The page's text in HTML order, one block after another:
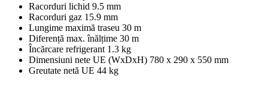
Racorduri lichid 9.5 mm
Racorduri gaz 15.9 mm
Lungime maximă traseu 30 m
Diferență max. înălțime 30 m
Încărcare refrigerant 1.3 kg
Dimensiuni nete UE (WxDxH) 780 x 290 x 550 mm
Greutate netă UE 44 kg